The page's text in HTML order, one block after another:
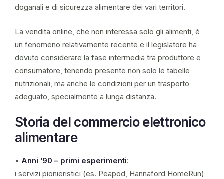
doganali e di sicurezza alimentare dei vari territori.
La vendita online, che non interessa solo gli alimenti, è
un fenomeno relativamente recente e il legislatore ha
dovuto considerare la fase intermedia tra produttore e
consumatore, tenendo presente non solo le tabelle
nutrizionali, ma anche le condizioni per un trasporto
adeguato, specialmente a lunga distanza.
Storia del commercio elettronico
alimentare
• Anni ’90 – primi esperimenti:
i servizi pionieristici (es. Peapod, Hannaford HomeRun)